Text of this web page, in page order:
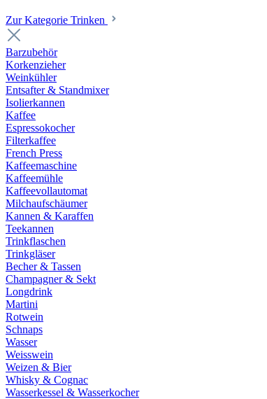
Zur Kategorie Trinken
Barzubehör
Korkenzieher
Weinkühler
Entsafter & Standmixer
Isolierkannen
Kaffee
Espressokocher
Filterkaffee
French Press
Kaffeemaschine
Kaffeemühle
Kaffeevollautomat
Milchaufschäumer
Kannen & Karaffen
Teekannen
Trinkflaschen
Trinkgläser
Becher & Tassen
Champagner & Sekt
Longdrink
Martini
Rotwein
Schnaps
Wasser
Weisswein
Weizen & Bier
Whisky & Cognac
Wasserkessel & Wasserkocher